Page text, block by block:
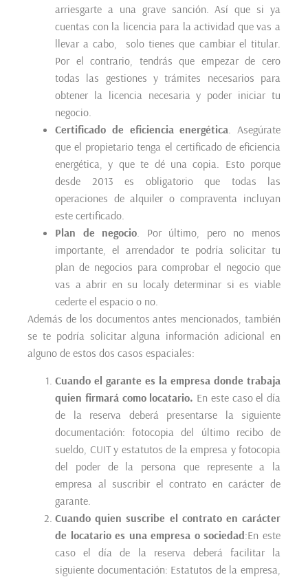
arriesgarte a una grave sanción. Así que si ya
cuentas con la licencia para la actividad que vas a
llevar a cabo, solo tienes que cambiar el titular.
Por el contrario, tendrás que empezar de cero
todas las gestiones y trámites necesarios para
obtener la licencia necesaria y poder iniciar tu
negocio.
Certificado de eficiencia energética. Asegúrate
que el propietario tenga el certificado de eficiencia
energética, y que te dé una copia. Esto porque
desde 2013 es obligatorio que todas las
operaciones de alquiler o compraventa incluyan
este certificado.
Plan de negocio. Por último, pero no menos
importante, el arrendador te podría solicitar tu
plan de negocios para comprobar el negocio que
vas a abrir en su localy determinar si es viable
cederte el espacio o no.
Además de los documentos antes mencionados, también
se te podría solicitar alguna información adicional en
alguno de estos dos casos espaciales:
Cuando el garante es la empresa donde trabaja
quien firmará como locatario. En este caso el día
de la reserva deberá presentarse la siguiente
documentación: fotocopia del último recibo de
sueldo, CUIT y estatutos de la empresa y fotocopia
del poder de la persona que represente a la
empresa al suscribir el contrato en carácter de
garante.
Cuando quien suscribe el contrato en carácter
de locatario es una empresa o sociedad:En este
caso el día de la reserva deberá facilitar la
siguiente documentación: Estatutos de la empresa,